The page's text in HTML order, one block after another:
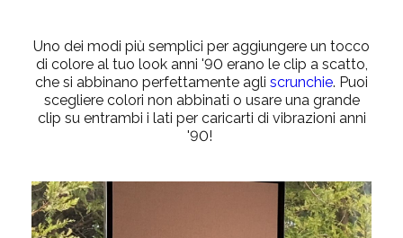
Uno dei modi più semplici per aggiungere un tocco
di colore al tuo look anni '90 erano le clip a scatto,
che si abbinano perfettamente agli scrunchie. Puoi
scegliere colori non abbinati o usare una grande
clip su entrambi i lati per caricarti di vibrazioni anni
'90!